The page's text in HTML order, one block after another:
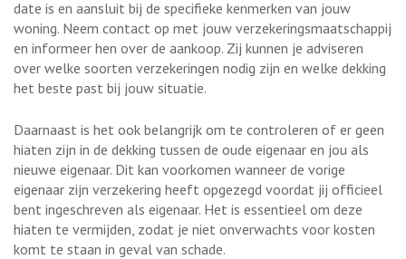
date is en aansluit bij de specifieke kenmerken van jouw
woning. Neem contact op met jouw verzekeringsmaatschappij
en informeer hen over de aankoop. Zij kunnen je adviseren
over welke soorten verzekeringen nodig zijn en welke dekking
het beste past bij jouw situatie.
Daarnaast is het ook belangrijk om te controleren of er geen
hiaten zijn in de dekking tussen de oude eigenaar en jou als
nieuwe eigenaar. Dit kan voorkomen wanneer de vorige
eigenaar zijn verzekering heeft opgezegd voordat jij officieel
bent ingeschreven als eigenaar. Het is essentieel om deze
hiaten te vermijden, zodat je niet onverwachts voor kosten
komt te staan in geval van schade.